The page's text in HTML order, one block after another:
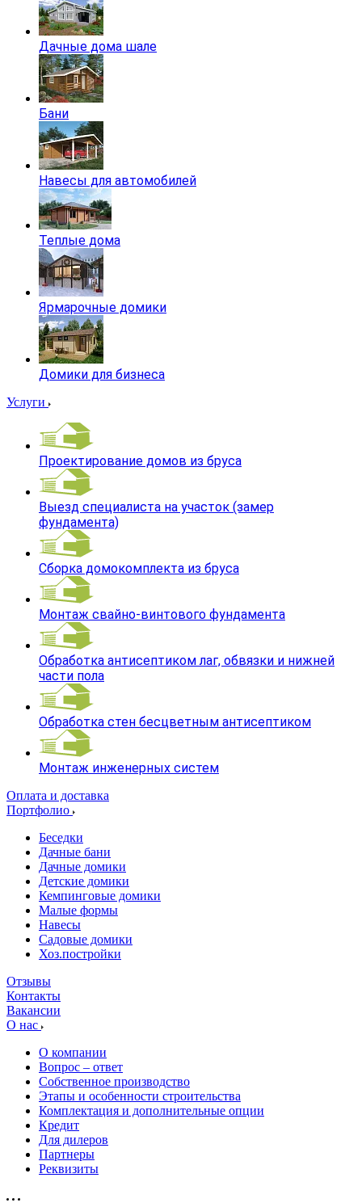
Дачные дома шале
Бани
Навесы для автомобилей
Теплые дома
Ярмарочные домики
Домики для бизнеса
Услуги
Проектирование домов из бруса
Выезд специалиста на участок (замер
фундамента)
Сборка домокомплекта из бруса
Монтаж свайно-винтового фундамента
Обработка антисептиком лаг, обвязки и нижней
части пола
Обработка стен бесцветным антисептиком
Монтаж инженерных систем
Оплата и доставка
Портфолио
Беседки
Дачные бани
Дачные домики
Детские домики
Кемпинговые домики
Малые формы
Навесы
Садовые домики
Хоз.постройки
Отзывы
Контакты
Вакансии
О нас
О компании
Вопрос – ответ
Собственное производство
Этапы и особенности строительства
Комплектация и дополнительные опции
Кредит
Для дилеров
Партнеры
Реквизиты